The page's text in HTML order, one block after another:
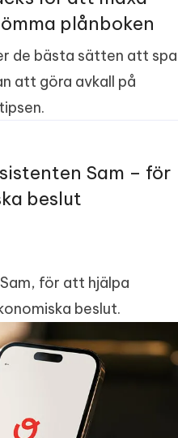
plånboken
de bästa sätten att
att göra avkall på
Sam – för
beslut
för att hjälpa
beslut.